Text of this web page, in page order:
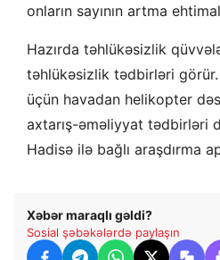
onların sayının artma
Hazırda təhlükəsizlik
təhlükəsizlik tədbirləri görür.
üçün havadan helikopter
axtarış-əməliyyat tədbirləri
Hadisə ilə bağlı araşdırma
Xəbər maraqlı gəldi?
Sosial şəbəkələrdə paylaşın